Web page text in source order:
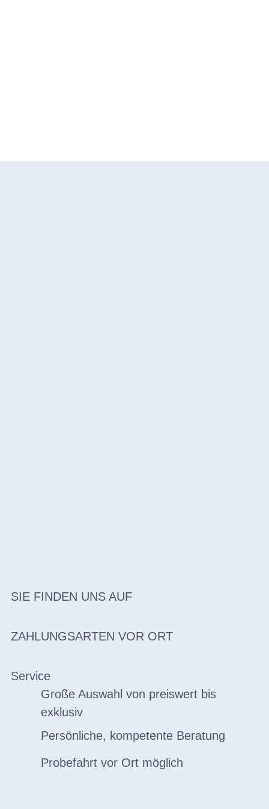
SIE FINDEN UNS AUF
ZAHLUNGSARTEN VOR ORT
Service
Große Auswahl von preiswert bis
exklusiv
Persönliche, kompetente Beratung
Probefahrt vor Ort möglich